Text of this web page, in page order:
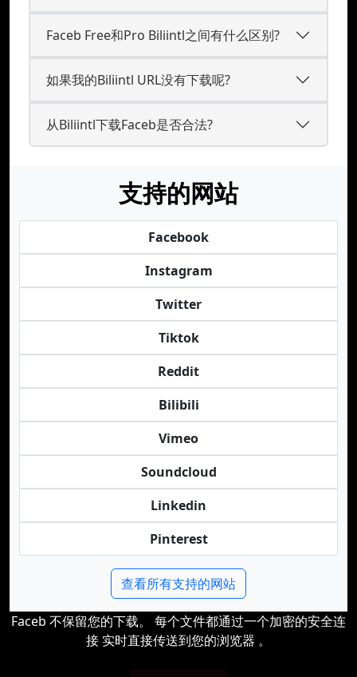
Faceb Free和Pro Biliintl之间有什么区别?
如果我的Biliintl URL没有下载呢?
从Biliintl下载Faceb是否合法?
支持的网站
Facebook
Instagram
Twitter
Tiktok
Reddit
Bilibili
Vimeo
Soundcloud
Linkedin
Pinterest
查看所有支持的网站
Faceb 不保留您的下载。 每个文件都通过一个加密的安全连
接 实时直接传送到您的浏览器 。